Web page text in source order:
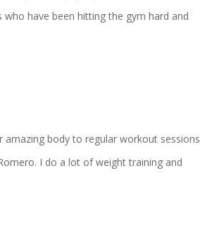
have been hitting the gym hard and
amazing body to regular workout sessions
I do a lot of weight training and